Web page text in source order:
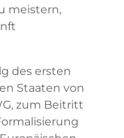
meistern,
des ersten
Staaten von
zum Beitritt